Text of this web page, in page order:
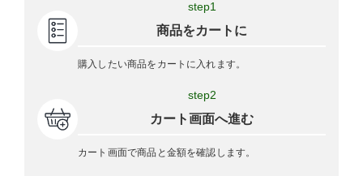
step1
商品をカートに
購入したい商品をカートに入れます。
step2
カート画面へ進む
カート画面で商品と金額を確認します。